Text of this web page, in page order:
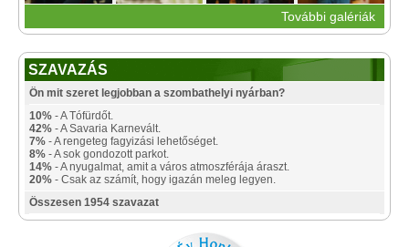
További galériák
SZAVAZÁS
Ön mit szeret legjobban a szombathelyi nyárban?
10% - A Tófürdőt.
42% - A Savaria Karnevált.
7% - A rengeteg fagyizási lehetőséget.
8% - A sok gondozott parkot.
14% - A nyugalmat, amit a város atmoszférája áraszt.
20% - Csak az számít, hogy igazán meleg legyen.
Összesen 1954 szavazat